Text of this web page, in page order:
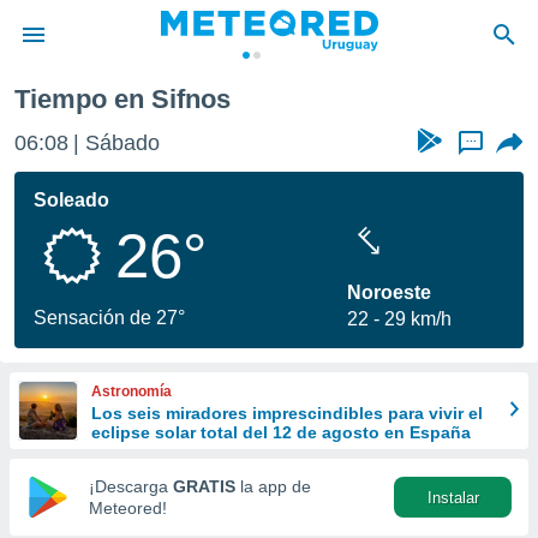
de
ha
calidad.
a este
las
y
forma
digital
basada
Tiempo en Sifnos
06:08 Sábado ...
Soleado
26°
Sensación de 27°
Noroeste
22
29 km/h
Astronomía
Los seis miradores imprescindibles para vivir el
eclipse solar total del 12 de agosto en España
¡Descarga GRATIS la app de
Meteored!
Instalar